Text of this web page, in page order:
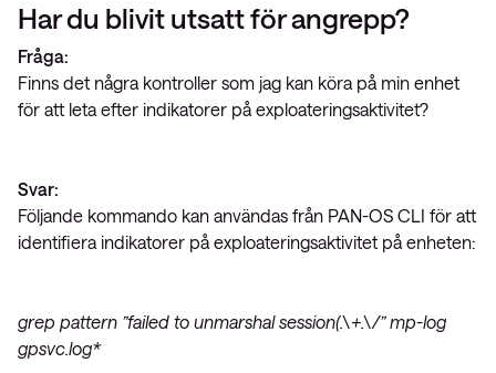
Har du blivit utsatt för angrepp?
Fråga:
Finns det några kontroller som jag kan köra på min enhet
för att leta efter indikatorer på exploateringsaktivitet?
Svar:
Följande kommando kan användas från PAN-OS CLI för att
identifiera indikatorer på exploateringsaktivitet på enheten:
grep pattern ”failed to unmarshal session(.\+.\/” mp-log
gpsvc.log*